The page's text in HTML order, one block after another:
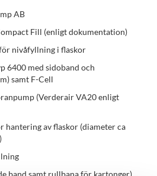
AB
Fill (enligt dokumentation)
nivåfyllning i flaskor
6400 med sidoband och
samt F-Cell
(Verderair VA20 enligt
hantering av flaskor (diameter ca